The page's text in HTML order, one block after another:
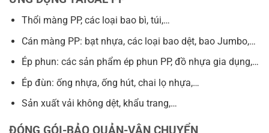
Thổi màng PP, các loại bao bì, túi,…
Cán màng PP: bạt nhựa, các loại bao dệt, bao Jumbo,…
Ép phun: các sản phẩm ép phun PP, đồ nhựa gia dụng,…
Ép đùn: ống nhựa, ống hút, chai lọ nhựa,…
Sản xuất vải không dệt, khẩu trang,…